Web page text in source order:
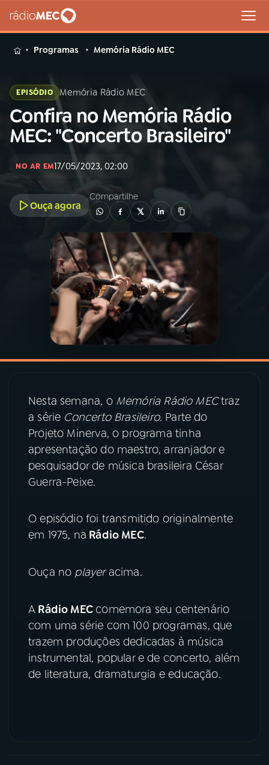
MENU
Buscar
na
Rádio
Buscar
01INÍCIO
A RÁDIO
PROGRAMAÇÃO
PROGRAMAS
06VIDEOCASTS
07ÚLTIMAS
ACOMPANHE A RÁDIO MEC
TikTok
Programas Memória Rádio MEC
EPISÓDIO Memória Rádio MEC
Confira no Memória Rádio
MEC: "Concerto Brasileiro"
NO AR EM17/05/2023, 02:00
Ouça agora
Compartilhe
Nesta semana, o Memória Rádio MECtraz
a série Concerto Brasileiro. Parte do
Projeto Minerva, o programa tinha
apresentação do maestro, arranjador e
pesquisador de música brasileira César
Guerra-Peixe.
O episódio foi transmitido originalmente
em 1975, na Rádio MEC.
Ouça no playeracima.
A Rádio MECcomemora seu centenário
com uma série com 100 programas, que
trazem produções dedicadas à música
instrumental, popular e de concerto, além
de literatura, dramaturgia e educação.